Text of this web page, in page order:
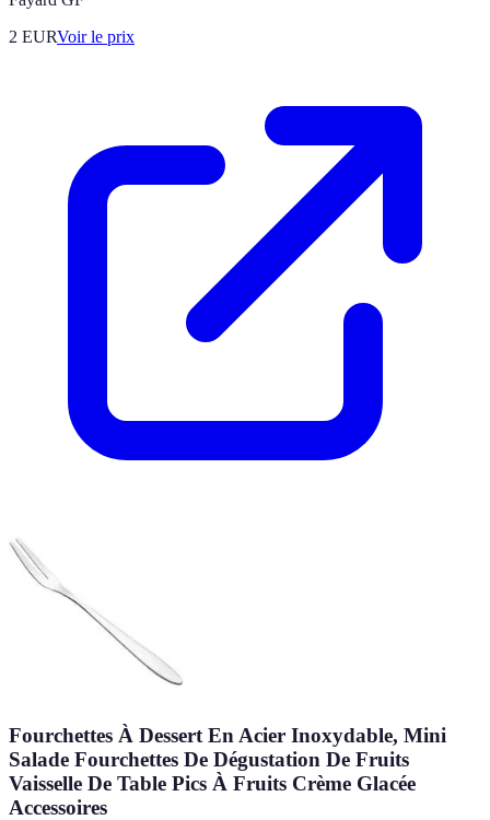
2 EURVoir le prix
Fourchettes À Dessert En Acier Inoxydable, Mini
Salade Fourchettes De Dégustation De Fruits
Vaisselle De Table Pics À Fruits Crème Glacée
Accessoires